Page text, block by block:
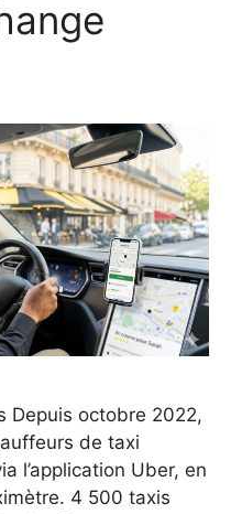
Depuis octobre 2022,
de taxi
l’application Uber, en
4 500 taxis